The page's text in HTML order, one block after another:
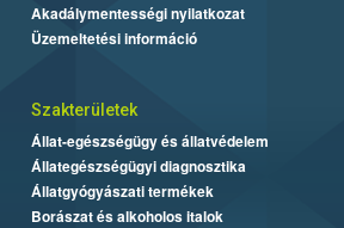
Akadálymentességi nyilatkozat
Üzemeltetési információ
Szakterületek
Állat-egészségügy és állatvédelem
Állategészségügyi diagnosztika
Állatgyógyászati termékek
Borászat és alkoholos italok